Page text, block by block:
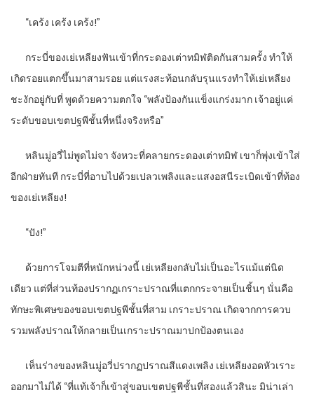
“เคร้ง เคร้ง เคร้ง!”
กระบี่ของเย่เหลียงฟันเข้าที่กระดองเต่าทมิฬติดกันสามครั้ง ทำให้
เกิดรอยแตกขึ้นมาสามรอย แต่แรงสะท้อนกลับรุนแรงทำให้เย่เหลียง
ชะงักอยู่กับที่ พูดด้วยความตกใจ “พลังป้องกันแข็งแกร่งมาก เจ้าอยู่แค่
ระดับขอบเขตปฐพีชั้นที่หนึ่งจริงหรือ”
หลินมู่อวี่ไม่พูดไม่จา จังหวะที่คลายกระดองเต่าทมิฬ เขาก็พุ่งเข้าใส่
อีกฝ่ายทันที กระบี่ที่อาบไปด้วยเปลวเพลิงและแสงอสนีระเบิดเข้าที่ท้อง
ของเย่เหลียง!
“ปัง!”
ด้วยการโจมตีที่หนักหน่วงนี้ เย่เหลียงกลับไม่เป็นอะไรแม้แต่นิด
เดียว แต่ที่ส่วนท้องปรากฏเกราะปราณที่แตกกระจายเป็นชิ้นๆ นั่นคือ
ทักษะพิเศษของขอบเขตปฐพีชั้นที่สาม เกราะปราณ เกิดจากการควบ
รวมพลังปราณให้กลายเป็นเกราะปราณมาปกป้องตนเอง
เห็นร่างของหลินมู่อวี่ปรากฏปราณสีแดงเพลิง เย่เหลียงอดหัวเราะ
ออกมาไม่ได้ “ที่แท้เจ้าก็เข้าสู่ขอบเขตปฐพีชั้นที่สองแล้วสินะ มิน่าเล่า